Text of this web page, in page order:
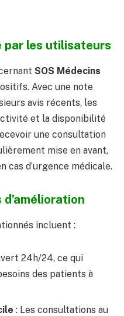
par les utilisateurs
SOS Médecins
Avec une note
avis récents, les
et la disponibilité
une consultation
mise en avant,
d’urgence médicale.
incluent :
24h/24, ce qui
des patients à
: Les consultations au